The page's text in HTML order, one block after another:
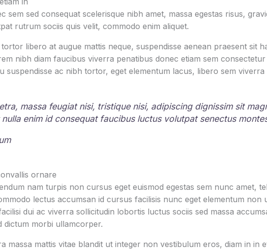
sem sed consequat scelerisque nibh amet, massa egestas risus,
rutrum sociis quis velit, commodo enim aliquet.
libero at augue mattis neque, suspendisse aenean praesent sit
nibh diam faucibus viverra penatibus donec etiam sem
suspendisse ac nibh tortor, eget elementum lacus, libero sem viverra
massa feugiat nisi, tristique nisi, adipiscing dignissim sit
enim id consequat faucibus luctus volutpat senectus
ornare
nam turpis non cursus eget euismod egestas sem nunc amet,
lectus accumsan id cursus facilisis nunc eget elementum non
dui ac viverra sollicitudin lobortis luctus sociis sed massa
dictum morbi ullamcorper.
massa mattis vitae blandit ut integer non vestibulum eros, diam in in